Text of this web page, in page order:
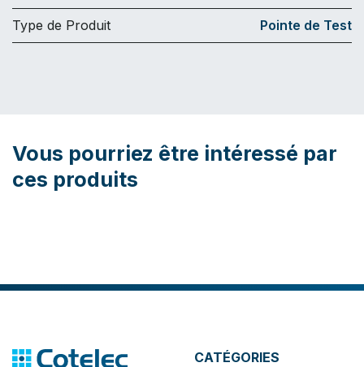
Type de Produit Pointe de Test
Vous pourriez être intéressé par
ces produits
CATÉGORIES